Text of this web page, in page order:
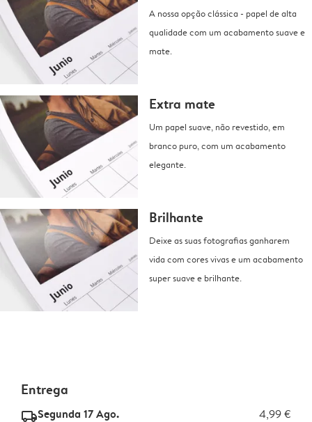
A nossa opção clássica - papel de alta
qualidade com um acabamento suave e
mate.
Extra mate
Um papel suave, não revestido, em
branco puro, com um acabamento
elegante.
Brilhante
Deixe as suas fotografias ganharem
vida com cores vivas e um acabamento
super suave e brilhante.
Entrega
delivery_standard_v2Segunda 17 Ago. 4,99 €